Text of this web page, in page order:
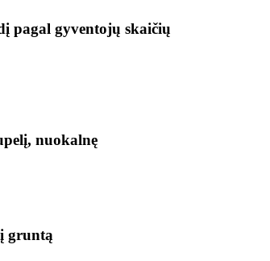
pagal gyventojų skaičių
nuokalnę
gruntą